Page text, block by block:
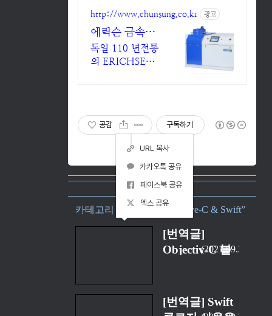
http://www.chunsung.co.kr 광고
에릭슨 금속재
료성형시험기
독일 110 년전통
의 ERICHSEN
공감
URL 복사
카카오톡 공유
페이스북 공유
엑스 공유
구독하기
카테고리 “Language/Objective-C & Swift”
[번역글]
Objectiv-C 블
2021.09.21
[번역글] Swift